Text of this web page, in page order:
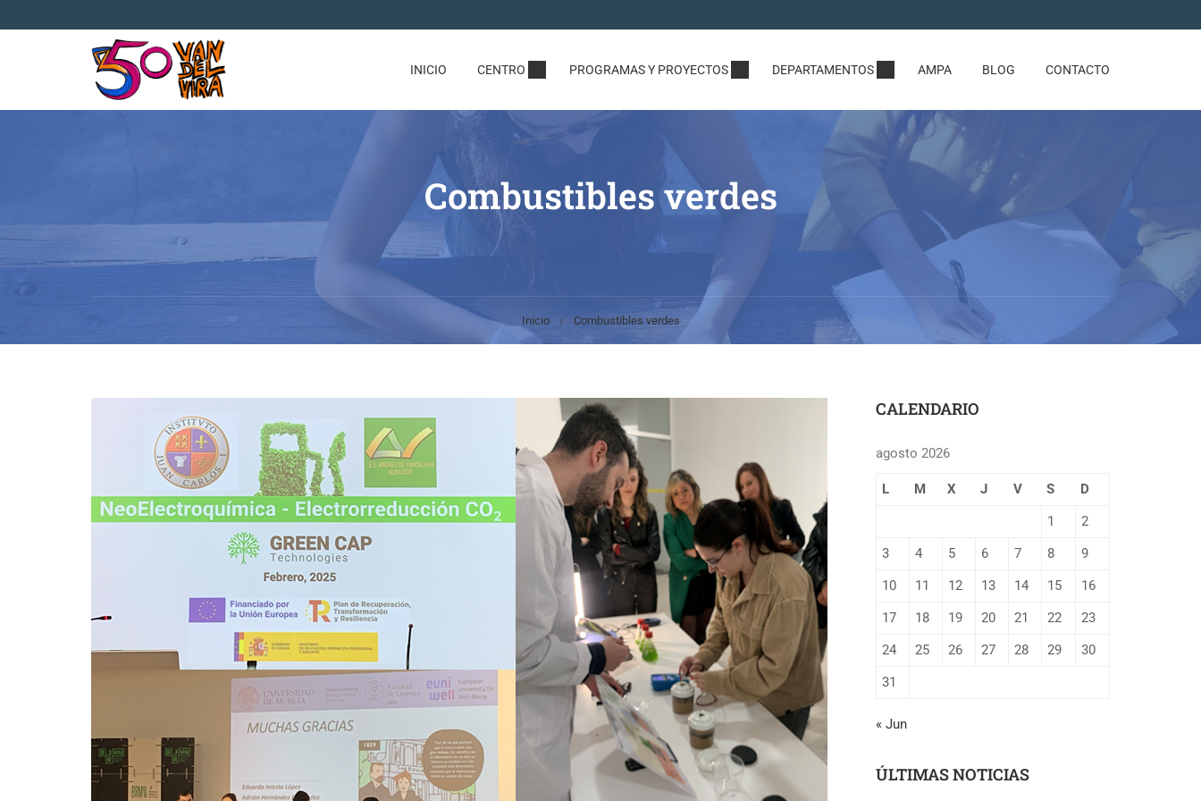
INICIO CENTRO PROGRAMAS Y PROYECTOS DEPARTAMENTOS AMPA BLOG CONTACTO
Combustibles verdes
Inicio Combustibles verdes
CALENDARIO
agosto 2026
L M X J V S
D
1
2
3
4 5 6 7 8
9
10
11 12 13 14 15
16
17
18 19 20 21 22
23
24
25 26 27 28 29
30
31
« Jun
ÚLTIMAS NOTICIAS